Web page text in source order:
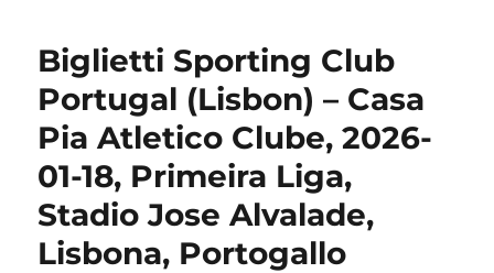
Biglietti Sporting Club
Portugal (Lisbon) – Casa
Pia Atletico Clube, 2026-
01-18, Primeira Liga,
Stadio Jose Alvalade,
Lisbona, Portogallo